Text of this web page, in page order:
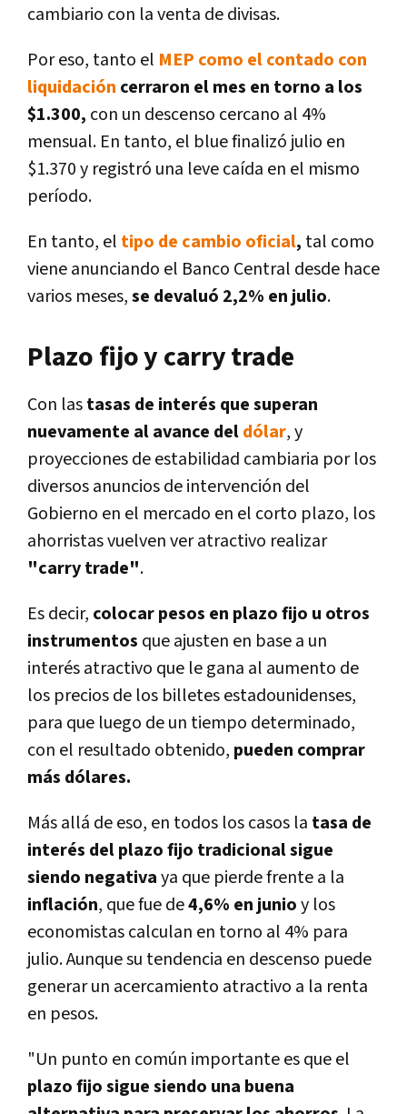
cambiario con la venta de divisas.
Por eso, tanto el MEP como el contado con
liquidación cerraron el mes en torno a los
$1.300, con un descenso cercano al 4%
mensual. En tanto, el blue finalizó julio en
$1.370 y registró una leve caída en el mismo
período.
En tanto, el tipo de cambio oficial, tal como
viene anunciando el Banco Central desde hace
varios meses,se devaluó 2,2% en julio.
Plazo fijo y carry trade
Con lastasas de interés que superan
nuevamente al avance deldólar, y
proyecciones de estabilidad cambiaria por los
diversos anuncios de intervención del
Gobierno en el mercado en el corto plazo, los
ahorristas vuelven ver atractivo realizar
"carry trade".
Es decir, colocar pesos en plazo fijo u otros
instrumentos que ajusten en base a un
interés atractivo que le gana al aumento de
los precios de los billetes estadounidenses,
para que luego de un tiempo determinado,
con el resultado obtenido, pueden comprar
más dólares.
Más allá de eso, en todos los casos la tasa de
interés del plazo fijo tradicional sigue
siendo negativaya que pierde frente a la
inflación, que fue de4,6% en junioy los
economistas calculan en torno al 4% para
julio. Aunque su tendencia en descenso puede
generar un acercamiento atractivo a la renta
en pesos.
"Un punto en común importante es que el
plazo fijo sigue siendo una buena